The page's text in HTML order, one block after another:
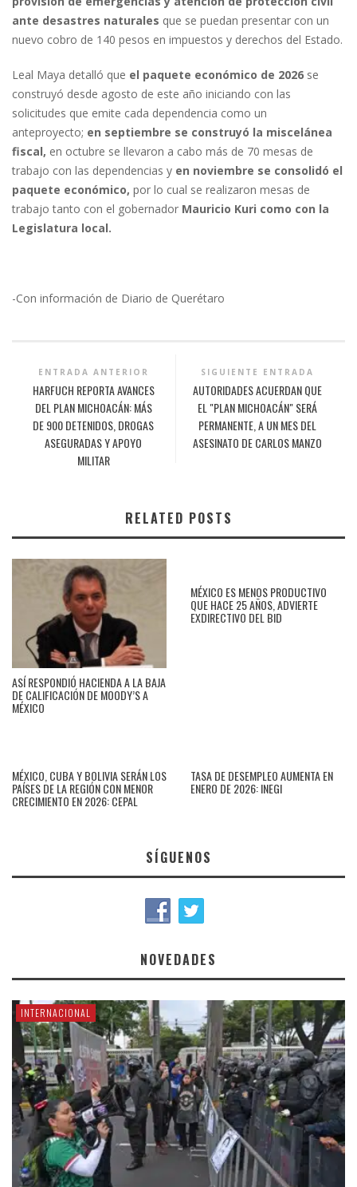
ante desastres naturales que se puedan presentar con un
nuevo cobro de 140 pesos en impuestos y derechos del Estado.
Leal Maya detalló que el paquete económico de 2026 se
construyó desde agosto de este año iniciando con las
solicitudes que emite cada dependencia como un
anteproyecto; en septiembre se construyó la miscelánea
fiscal, en octubre se llevaron a cabo más de 70 mesas de
trabajo con las dependencias y en noviembre se consolidó el
paquete económico, por lo cual se realizaron mesas de
trabajo tanto con el gobernador Mauricio Kuri como con la
Legislatura local.
-Con información de Diario de Querétaro
ENTRADA ANTERIOR
HARFUCH REPORTA AVANCES
DEL PLAN MICHOACÁN: MÁS
DE 900 DETENIDOS, DROGAS
ASEGURADAS Y APOYO
MILITAR
SIGUIENTE ENTRADA
AUTORIDADES ACUERDAN QUE
EL "PLAN MICHOACÁN" SERÁ
PERMANENTE, A UN MES DEL
ASESINATO DE CARLOS MANZO
RELATED POSTS
ASÍ RESPONDIÓ HACIENDA A LA BAJA
DE CALIFICACIÓN DE MOODY’S A
MÉXICO
MÉXICO ES MENOS PRODUCTIVO
QUE HACE 25 AÑOS, ADVIERTE
EXDIRECTIVO DEL BID
MÉXICO, CUBA Y BOLIVIA SERÁN LOS
PAÍSES DE LA REGIÓN CON MENOR
CRECIMIENTO EN 2026: CEPAL
TASA DE DESEMPLEO AUMENTA EN
ENERO DE 2026: INEGI
SÍGUENOS
NOVEDADES
INTERNACIONAL